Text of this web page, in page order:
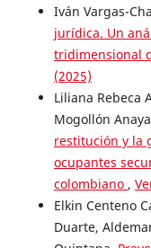
Iván Vargas-
jurídica. Un
tridimensional
(2025)
Liliana Rebeca
Mogollón
restitución y la
ocupantes
colombiano ,
Elkin Centeno
Duarte,